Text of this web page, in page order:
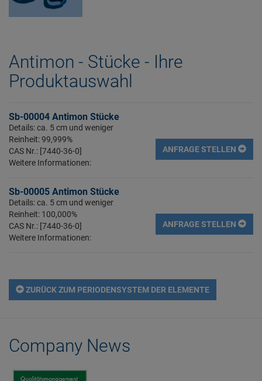
Antimon - Stücke - Ihre
Produktauswahl
Sb-00004 Antimon Stücke
Details: ca. 5 cm und weniger
Reinheit: 99,999%
CAS Nr.: [7440-36-0]
Weitere Informationen:
ANFRAGE STELLEN
Sb-00005 Antimon Stücke
Details: ca. 5 cm und weniger
Reinheit: 100,000%
CAS Nr.: [7440-36-0]
Weitere Informationen:
ANFRAGE STELLEN
ZURÜCK ZUM PERIODENSYSTEM DER ELEMENTE
Company News